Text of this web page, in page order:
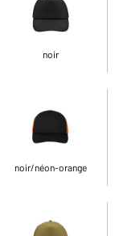
noir
noir/néon-orange